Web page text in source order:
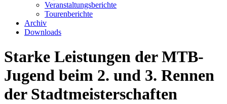
Veranstaltungsberichte
Tourenberichte
Archiv
Downloads
Starke Leistungen der MTB-
Jugend beim 2. und 3. Rennen
der Stadtmeisterschaften